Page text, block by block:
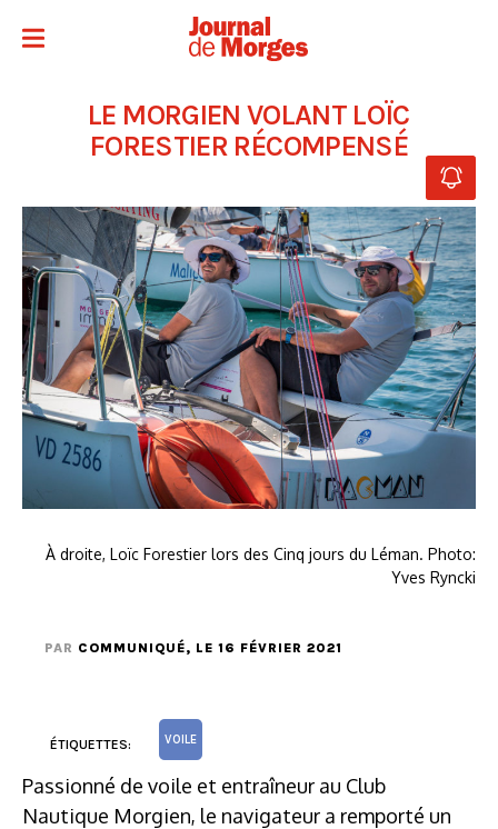
LE MORGIEN VOLANT LOÏC
FORESTIER RÉCOMPENSÉ
À droite, Loïc Forestier lors des Cinq jours du Léman. Photo:
Yves Ryncki
PAR COMMUNIQUÉ, LE 16 FÉVRIER 2021
ÉTIQUETTES: VOILE
Passionné de voile et entraîneur au Club
Nautique Morgien, le navigateur a remporté un